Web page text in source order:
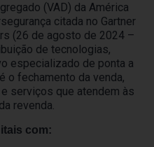
(VAD) da América
citada no Gartner
(26 de agosto de 2024 –
de tecnologias,
especializado de ponta a
o fechamento da venda,
serviços que atendem às
revenda.
com: